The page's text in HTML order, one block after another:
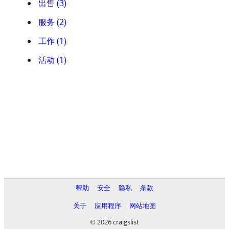
出售 (3)
服务 (2)
工作 (1)
活动 (1)
帮助 安全 隐私
条款
关于
应用程序
网站地图
© 2026 craigslist